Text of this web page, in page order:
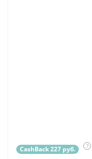
CashBack 227 руб. ?